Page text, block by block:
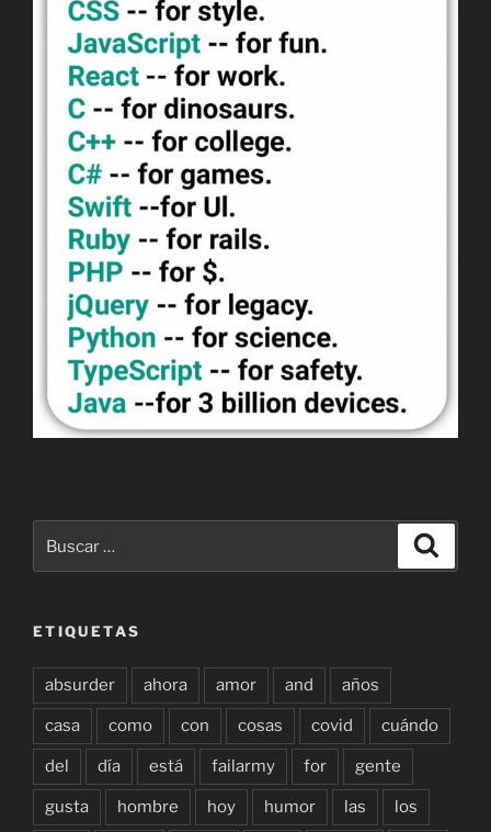
por:
ETIQUETAS
absurder ahora amor and años
casa como con cosas covid cuándo
del día está failarmy for gente
gusta hombre hoy humor las los